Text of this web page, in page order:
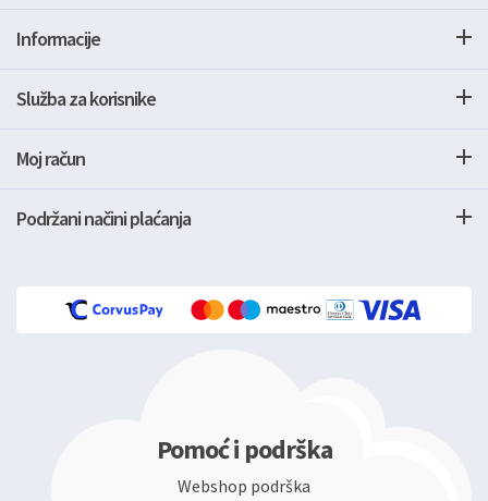
Informacije
Služba za korisnike
Moj račun
Podržani načini plaćanja
Pomoć i podrška
Webshop podrška